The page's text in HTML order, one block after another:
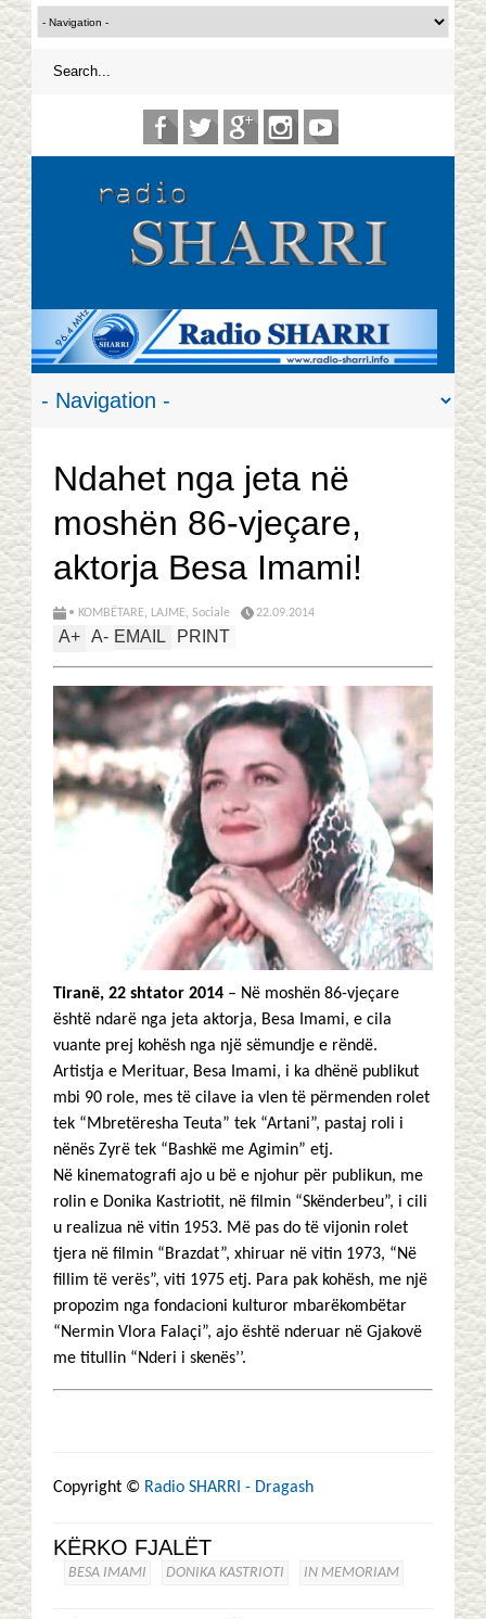
Ndahet nga jeta në
moshën 86-vjeçare,
aktorja Besa Imami!
• KOMBËTARE, LAJME, Sociale 22.09.2014
A+ A- EMAIL PRINT
Tiranë, 22 shtator 2014 – Në moshën 86-vjeçare
është ndarë nga jeta aktorja, Besa Imami, e cila
vuante prej kohësh nga një sëmundje e rëndë.
Artistja e Merituar, Besa Imami, i ka dhënë publikut
mbi 90 role, mes të cilave ia vlen të përmenden rolet
tek “Mbretëresha Teuta” tek “Artani”, pastaj roli i
nënës Zyrë tek “Bashkë me Agimin” etj.
Në kinematografi ajo u bë e njohur për publikun, me
rolin e Donika Kastriotit, në filmin “Skënderbeu”, i cili
u realizua në vitin 1953. Më pas do të vijonin rolet
tjera në filmin “Brazdat”, xhiruar në vitin 1973, “Në
fillim të verës”, viti 1975 etj. Para pak kohësh, me një
propozim nga fondacioni kulturor mbarëkombëtar
“Nermin Vlora Falaçi”, ajo është nderuar në Gjakovë
me titullin “Nderi i skenës’’.
Copyright © Radio SHARRI - Dragash
KËRKO FJALËT
BESA IMAMI DONIKA KASTRIOTI IN MEMORIAM